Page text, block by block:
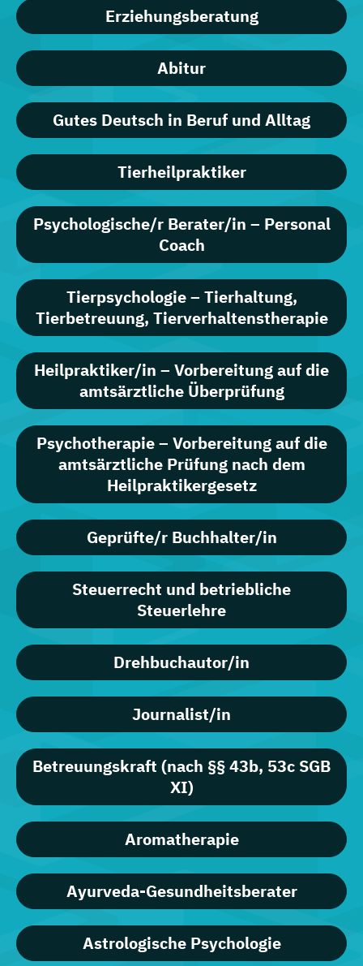
Erziehungsberatung
Abitur
Gutes Deutsch in Beruf und Alltag
Tierheilpraktiker
Psychologische/r Berater/in – Personal
Coach
Tierpsychologie – Tierhaltung,
Tierbetreuung, Tierverhaltenstherapie
Heilpraktiker/in – Vorbereitung auf die
amtsärztliche Überprüfung
Psychotherapie – Vorbereitung auf die
amtsärztliche Prüfung nach dem
Heilpraktikergesetz
Geprüfte/r Buchhalter/in
Steuerrecht und betriebliche
Steuerlehre
Drehbuchautor/in
Journalist/in
Betreuungskraft (nach §§ 43b, 53c SGB
XI)
Aromatherapie
Ayurveda-Gesundheitsberater
Astrologische Psychologie